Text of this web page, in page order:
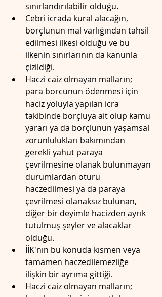
sınırlandırılabilir olduğu.
Cebri icrada kural alacağın,
borçlunun mal varlığından tahsil
edilmesi ilkesi olduğu ve bu
ilkenin sınırlarının da kanunla
çizildiği.
Haczi caiz olmayan malların;
para borcunun ödenmesi için
haciz yoluyla yapılan icra
takibinde borçluya ait olup kamu
yararı ya da borçlunun yaşamsal
zorunlulukları bakımından
gerekli yahut paraya
çevrilmesine olanak bulunmayan
durumlardan ötürü
haczedilmesi ya da paraya
çevrilmesi olanaksız bulunan,
diğer bir deyimle hacizden ayrık
tutulmuş şeyler ve alacaklar
olduğu.
İİK'nın bu konuda kısmen veya
tamamen haczedilemezliğe
ilişkin bir ayrıma gittiği.
Haczi caiz olmayan malların;